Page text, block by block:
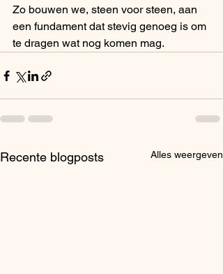
Zo bouwen we, steen voor steen, aan
een fundament dat stevig genoeg is om
te dragen wat nog komen mag.
Recente blogposts Alles weergeven